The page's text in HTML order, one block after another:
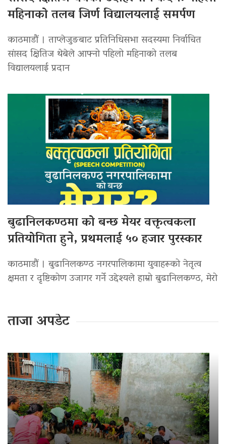
महिनाको तलब जिर्ण विद्यालयलाई समर्पण
काठमाडौं । ताप्लेजुङबाट प्रतिनिधिसभा सदस्यमा निर्वाचित
सांसद क्षितिज थेबेले आफ्नो पहिलो महिनाको तलब
विद्यालयलाई प्रदान
बुढानिलकण्ठमा को बन्छ मेयर वक्तृत्वकला
प्रतियोगिता हुने, प्रथमलाई ५० हजार पुरस्कार
काठमाडौं । बुढानिलकण्ठ नगरपालिकामा युवाहरूको नेतृत्व
क्षमता र दृष्टिकोण उजागर गर्ने उद्देश्यले हाम्रो बुढानिलकण्ठ, मेरो
ताजा अपडेट